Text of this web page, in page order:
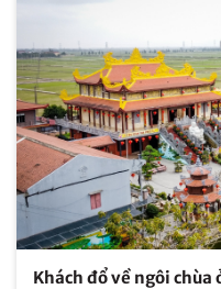
Khách đổ về ngôi